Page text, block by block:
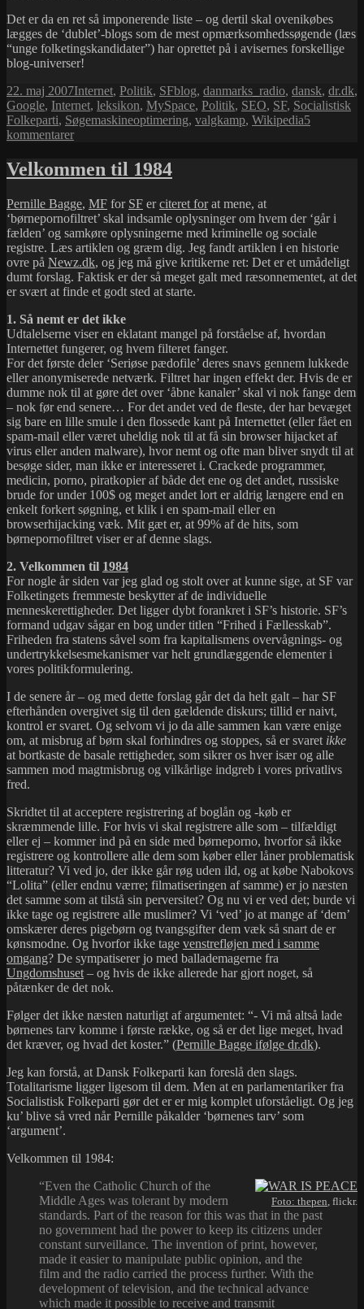
Det er da en ret så imponerende liste – og dertil skal ovenikøbes
lægges de ‘dublet’-blogs som de mest opmærksomhedssøgende (læs
“unge folketingskandidater”) har oprettet på i avisernes forskellige
blog-universer!
Udgivet
i
22. maj 2007Kategorier
Internet, Politik, SFTags
blog, danmarks_radio, dansk, dr.dk,
Google, Internet, leksikon, MySpace, Politik, SEO, SF, Socialistisk
Folkeparti, Søgemaskineoptimering, valgkamp, Wikipedia5
kommentarertil
størst
nettet
Velkommen til 1984
Pernille Bagge, MF for SF erciteret forat mene, at
‘børnepornofiltret’ skal indsamle oplysninger om hvem der ‘går i
fælden’ og samkøre oplysningerne med kriminelle og sociale
registre. Læs artiklen og græm dig. Jeg fandt artiklen i en historie
ovre på Newz.dk, og jeg må give kritikerne ret: Det er et umådeligt
dumt forslag. Faktisk er der så meget galt med ræsonnementet, at det
er svært at finde et godt sted at starte.
1. Så nemt er det ikke
Udtalelserne viser en eklatant mangel på forståelse af, hvordan
Internettet fungerer, og hvem filteret fanger.
For det første deler ‘Seriøse pædofile’ deres snavs gennem lukkede
eller anonymiserede netværk. Filtret har ingen effekt der. Hvis de er
dumme nok til at gøre det over ‘åbne kanaler’ skal vi nok fange dem
– nok før end senere… For det andet ved de fleste, der har bevæget
sig bare en lille smule i den flossede kant på Internettet (eller fået en
spam-mail eller været uheldig nok til at få sin browser hijacket af
virus eller anden malware), hvor nemt og ofte man bliver snydt til at
besøge sider, man ikke er interesseret i. Crackede programmer,
medicin, porno, piratkopier af både det ene og det andet, russiske
brude for under 100$ og meget andet lort er aldrig længere end en
enkelt forkert søgning, et klik i en spam-mail eller en
browserhijacking væk. Mit gæt er, at 99% af de hits, som
børnepornofiltret viser er af denne slags.
2. Velkommen til 1984
For nogle år siden var jeg glad og stolt over at kunne sige, at SF var
Folketingets fremmeste beskytter af de individuelle
menneskerettigheder. Det ligger dybt forankret i SF’s historie. SF’s
formand udgav sågar en bog under titlen “Frihed i Fællesskab”.
Friheden fra statens såvel som fra kapitalismens overvågnings- og
undertrykkelsesmekanismer var helt grundlæggende elementer i
vores politikformulering.
I de senere år – og med dette forslag går det da helt galt – har SF
efterhånden overgivet sig til den gældende diskurs; tillid er naivt,
kontrol er svaret. Og selvom vi jo da alle sammen kan være enige
om, at misbrug af børn skal forhindres og stoppes, så er svaret ikke
at bortkaste de basale rettigheder, som sikrer os hver især og alle
sammen mod magtmisbrug og vilkårlige indgreb i vores privatlivs
fred.
Skridtet til at acceptere registrering af boglån og -køb er
skræmmende lille. For hvis vi skal registrere alle som – tilfældigt
eller ej – kommer ind på en side med børneporno, hvorfor så ikke
registrere og kontrollere alle dem som køber eller låner problematisk
litteratur? Vi ved jo, der ikke går røg uden ild, og at købe Nabokovs
“Lolita” (eller endnu værre; filmatiseringen af samme) er jo næsten
det samme som at tilstå sin perversitet? Og nu vi er ved det; burde vi
ikke tage og registrere alle muslimer? Vi ‘ved’ jo at mange af ‘dem’
omskærer deres pigebørn og tvangsgifter dem væk så snart de er
kønsmodne. Og hvorfor ikke tage venstrefløjen med i samme
omgang? De sympatiserer jo med ballademagerne fra
Ungdomshuset – og hvis de ikke allerede har gjort noget, så
påtænker de det nok.
Følger det ikke næsten naturligt af argumentet: “- Vi må altså lade
børnenes tarv komme i første række, og så er det lige meget, hvad
det kræver, og hvad det koster.” (Pernille Bagge ifølge dr.dk).
Jeg kan forstå, at Dansk Folkeparti kan foreslå den slags.
Totalitarisme ligger ligesom til dem. Men at en parlamentariker fra
Socialistisk Folkeparti gør det er er mig komplet uforståeligt. Og jeg
ku’ blive så vred når Pernille påkalder ‘børnenes tarv’ som
‘argument’.
Velkommen til 1984:
Foto: thepen , flickr.
“Even the Catholic Church of the
Middle Ages was tolerant by modern
standards. Part of the reason for this was that in the past
no government had the power to keep its citizens under
constant surveillance. The invention of print, however,
made it easier to manipulate public opinion, and the
film and the radio carried the process further. With the
development of television, and the technical advance
which made it possible to receive and transmit